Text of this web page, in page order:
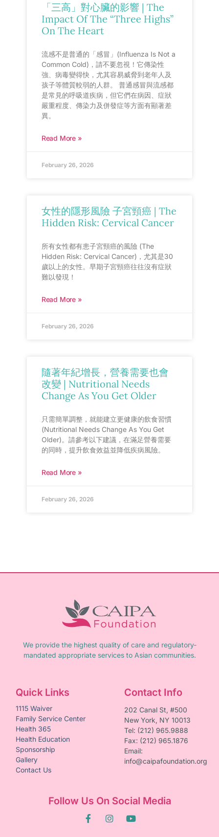
「三高」對心臟的影響 | The
Impact Of The “Three Highs”
On The Heart
流感不是普通的「感冒」(Influenza Is Not a
Common Cold)，請不要忽視！它傳染性
強、病毒變得快，尤其容易威脅到老年人及
孩子等體質較弱的人群。 普通感冒與流感都
是常見的呼吸道疾病，但它們在病因、症狀
嚴重程度、傳染力及併發症等方面有顯著差
異。
Read More »
February 26, 2026
女性的隱形風險 子宮頸癌 | The
Hidden Risk: Cervical Cancer
所有女性都有患子宮頸癌的風險 (The
Hidden Risk: Cervical Cancer)，尤其是30
歲以上的女性。早期子宮頸癌往往沒有症狀
難以發現！
Read More »
February 26, 2026
隨著年紀增長，營養需要也會
改變 | Nutritional Needs
Change As You Get Older
只需簡單調整，就能建立更健康的飲食習慣
(Nutritional Needs Change As You Get
Older)。請參考以下建議，在滿足營養需要
的同時，提升飲食效益並降低疾病風險。
Read More »
February 26, 2026
We provide the highest quality of care and regulatory-
mandated appropriate services to Asian communities.
Quick Links
1115 Waiver
Family Service Center
Health 365
Health Education
Sponsorship
Gallery
Contact Us
Contact Info
202 Canal St, #500
New York, NY 10013
Tel: (212) 965.9888
Fax: (212) 965.1876
Email:
info@caipafoundation.org
Follow Us On Social Media